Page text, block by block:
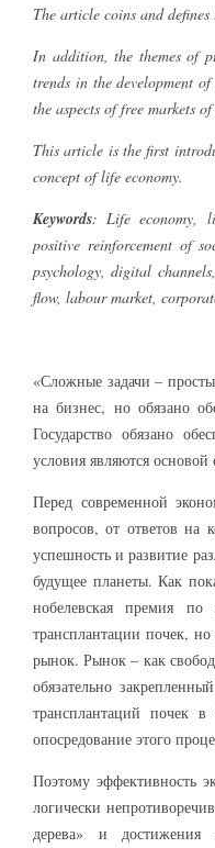
The article coins and
In addition, the themes of
trends in the development
the aspects of free markets
This article is the first
concept of life economy.
Keywords: Life economy,
positive reinforcement of
psychology, digital
flow, labour market,
«Сложные задачи –
на бизнес, но обязано
Государство обязано
условия являются основой
Перед современной
вопросов, от ответов на
успешность и развитие
будущее планеты. Как
нобелевская премия
трансплантации почек,
рынок. Рынок – как
обязательно
трансплантаций почек
опосредование этого
Поэтому эффективность
логически
дерева» и достижения